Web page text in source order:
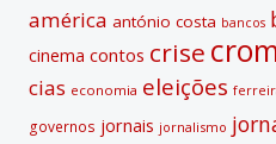
américa antónio costa bancos
cinema contos crise
cias economia eleições
governos jornais jornalismo